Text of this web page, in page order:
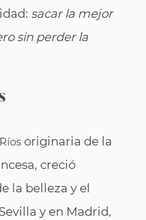
sacar la mejor
sin perder la
originaria de la
creció
la belleza y el
y en Madrid,